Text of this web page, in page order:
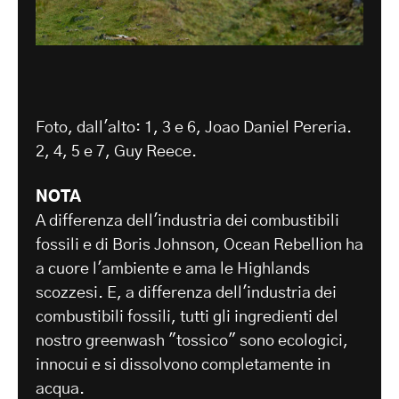
Foto, dall'alto: 1, 3 e 6, Joao Daniel Pereria.
2, 4, 5 e 7, Guy Reece.
NOTA
A differenza dell'industria dei combustibili
fossili e di Boris Johnson, Ocean Rebellion ha
a cuore l'ambiente e ama le Highlands
scozzesi. E, a differenza dell'industria dei
combustibili fossili, tutti gli ingredienti del
nostro greenwash "tossico" sono ecologici,
innocui e si dissolvono completamente in
acqua.